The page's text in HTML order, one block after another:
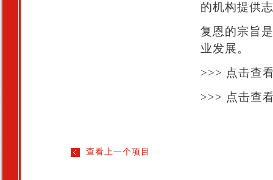
的机构提供
复恩的宗旨
业发展。
>>> 点击查
>>> 点击查
查看上一个项目